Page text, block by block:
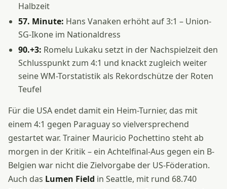
Halbzeit
57. Minute: Hans Vanaken erhöht auf 3:1 – Union-
SG-Ikone im Nationaldress
90.+3: Romelu Lukaku setzt in der Nachspielzeit den
Schlusspunkt zum 4:1 und knackt zugleich weiter
seine WM-Torstatistik als Rekordschütze der Roten
Teufel
Für die USA endet damit ein Heim-Turnier, das mit
einem 4:1 gegen Paraguay so vielversprechend
gestartet war. Trainer Mauricio Pochettino steht ab
morgen in der Kritik – ein Achtelfinal-Aus gegen ein B-
Belgien war nicht die Zielvorgabe der US-Föderation.
Auch das Lumen Field in Seattle, mit rund 68.740